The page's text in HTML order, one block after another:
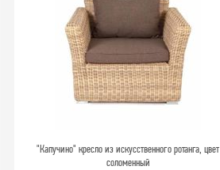
"Капучино" кресло из искусственного ротанга, цвет
соломенный